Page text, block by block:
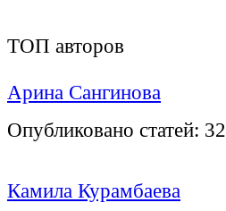
ТОП авторов
Арина Сангинова
Опубликовано статей: 32
Камила Курамбаева